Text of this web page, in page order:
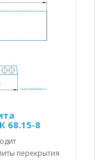
68.15-8
перекрытия